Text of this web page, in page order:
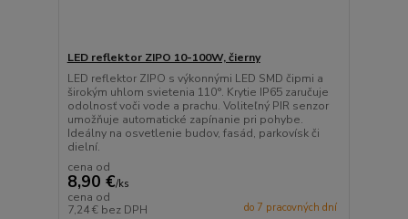
LED reflektor ZIPO 10-100W, čierny
LED reflektor ZIPO s výkonnými LED SMD čipmi a
širokým uhlom svietenia 110°. Krytie IP65 zaručuje
odolnosť voči vode a prachu. Voliteľný PIR senzor
umožňuje automatické zapínanie pri pohybe.
Ideálny na osvetlenie budov, fasád, parkovísk či
dielní.
cena od
8,90 €/ks
cena od
7,24 € bez DPH do 7 pracovných dní